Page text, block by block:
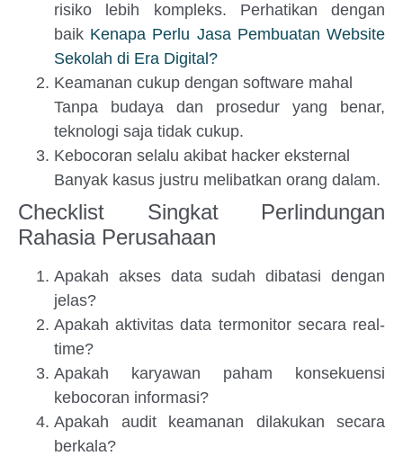
risiko lebih kompleks. Perhatikan dengan
baik Kenapa Perlu Jasa Pembuatan Website
Sekolah di Era Digital?
Keamanan cukup dengan software mahal
Tanpa budaya dan prosedur yang benar,
teknologi saja tidak cukup.
Kebocoran selalu akibat hacker eksternal
Banyak kasus justru melibatkan orang dalam.
Checklist Singkat Perlindungan
Rahasia Perusahaan
Apakah akses data sudah dibatasi dengan
jelas?
Apakah aktivitas data termonitor secara real-
time?
Apakah karyawan paham konsekuensi
kebocoran informasi?
Apakah audit keamanan dilakukan secara
berkala?